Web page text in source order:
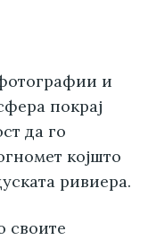
и
покрај
да го
којшто
ривиера.
своите